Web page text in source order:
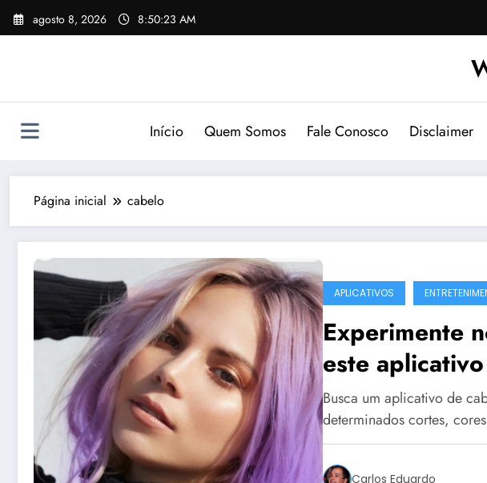
Pular
para
agosto 8, 2026 8:50:23 AM
Início Quem Somos Fale Conosco Disclaimer
Página inicial cabelo
APLICATIVOS
Experimente
este
Busca um aplicativo de
determinados cortes,
Carlos Eduardo